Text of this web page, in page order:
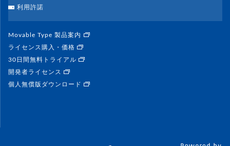
利用許諾
Movable Type 製品案内
ライセンス購入・価格
30日間無料トライアル
開発者ライセンス
個人無償版ダウンロード